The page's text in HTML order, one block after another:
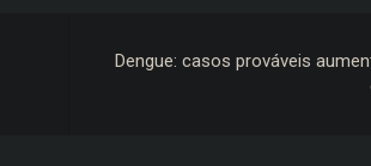
Dengue: casos prováveis